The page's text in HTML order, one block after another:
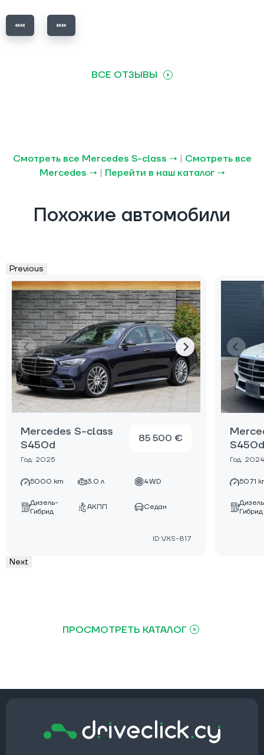
ВСЕ ОТЗЫВЫ
Смотреть все Mercedes S-class → | Смотреть все
Mercedes → | Перейти в наш каталог →
Похожие автомобили
Previous
Mercedes S-class
S450d
Год: 2025
85 500 €
5000 km 3.0 л 4WD
Дизель-
Гибрид
АКПП Седан
ID:VXS-817
S450d
Год:
5071
Гибрид
Next
ПРОСМОТРЕТЬ КАТАЛОГ